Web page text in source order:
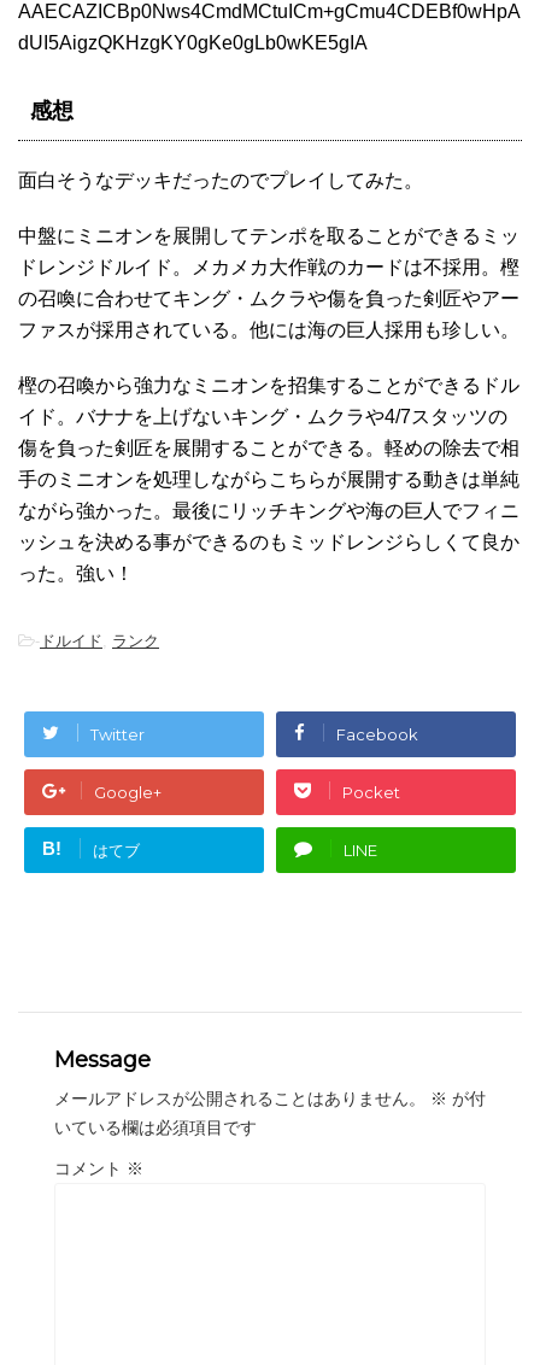
AAECAZICBp0Nws4CmdMCtuICm+gCmu4CDEBf0wHpA
dUI5AigzQKHzgKY0gKe0gLb0wKE5gIA
感想
面白そうなデッキだったのでプレイしてみた。
中盤にミニオンを展開してテンポを取ることができるミッ
ドレンジドルイド。メカメカ大作戦のカードは不採用。樫
の召喚に合わせてキング・ムクラや傷を負った剣匠やアー
ファスが採用されている。他には海の巨人採用も珍しい。
樫の召喚から強力なミニオンを招集することができるドル
イド。バナナを上げないキング・ムクラや4/7スタッツの
傷を負った剣匠を展開することができる。軽めの除去で相
手のミニオンを処理しながらこちらが展開する動きは単純
ながら強かった。最後にリッチキングや海の巨人でフィニ
ッシュを決める事ができるのもミッドレンジらしくて良か
った。強い！
- ドルイド, ランク
Twitter Facebook
Google+ Pocket
B! はてブ LINE
Message
メールアドレスが公開されることはありません。 ※ が付
いている欄は必須項目です
コメント ※